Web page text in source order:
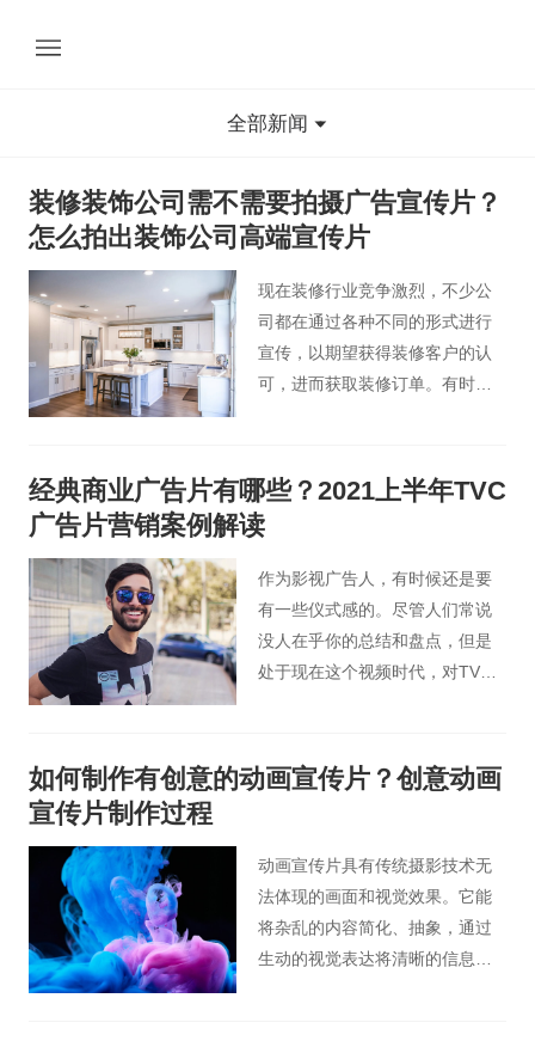
全部新闻
装修装饰公司需不需要拍摄广告宣传片？
怎么拍出装饰公司高端宣传片
现在装修行业竞争激烈，不少公
司都在通过各种不同的形式进行
宣传，以期望获得装修客户的认
可，进而获取装修订单。有时候
拍摄企业宣传片是很有必要的，
如果装饰公司拍摄企业宣传片，
不仅可以宣传企业形象品牌，还
可以吸引观众的注意力。那么您
知道拍摄装修公司视频广告时有
哪些要领，怎么才拍出装饰公司
高端宣传片吗？和北京桃花谷企
经典商业广告片有哪些？2021上半年TVC
广告片营销案例解读
作为影视广告人，有时候还是要
有一些仪式感的。尽管人们常说
没人在乎你的总结和盘点，但是
处于现在这个视频时代，对TVC
一年有哪些经典TVC广告吧。
如何制作有创意的动画宣传片？创意动画
宣传片制作过程
动画宣传片具有传统摄影技术无
法体现的画面和视觉效果。它能
将杂乱的内容简化、抽象，通过
生动的视觉表达将清晰的信息传